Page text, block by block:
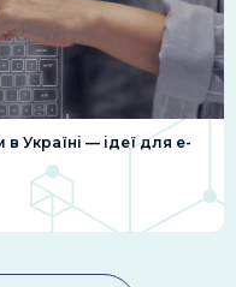
Україні — ідеї для e-